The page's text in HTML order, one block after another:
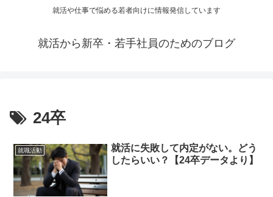
就活や仕事で悩める若者向けに情報発信しています
就活から新卒・若手社員のためのブログ
24卒
就職活動
就活に失敗して内定がない。どう
したらいい？【24卒データより】